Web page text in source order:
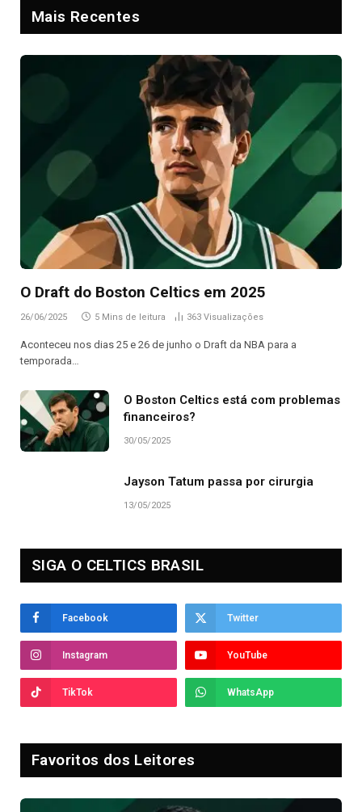
Mais Recentes
O Draft do Boston Celtics em 2025
26/06/2025 5 Mins de leitura 363 Visualizações
Aconteceu nos dias 25 e 26 de junho o Draft da NBA para a
temporada…
O Boston Celtics está com problemas
financeiros?
30/05/2025
Jayson Tatum passa por cirurgia
13/05/2025
SIGA O CELTICS BRASIL
Facebook Twitter
Instagram YouTube
TikTok WhatsApp
Favoritos dos Leitores